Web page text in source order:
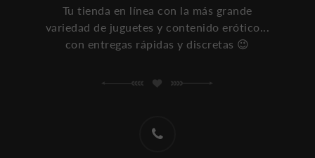
Tu tienda en línea con la más grande
variedad de juguetes y contenido erótico...
con entregas rápidas y discretas 😉